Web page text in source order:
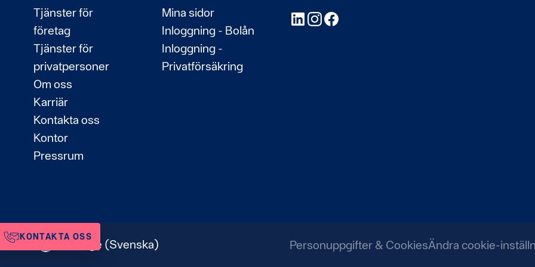
KONTAKTA OSS
Tjänster för
företag
Tjänster för
privatpersoner
Om oss
Karriär
Kontakta oss
Kontor
Pressrum
Mina sidor
Inloggning - Bolån
Inloggning -
Privatförsäkring
LinkedInInstagram
Sverige (Svenska) Personuppgifter & CookiesÄndra cookie-